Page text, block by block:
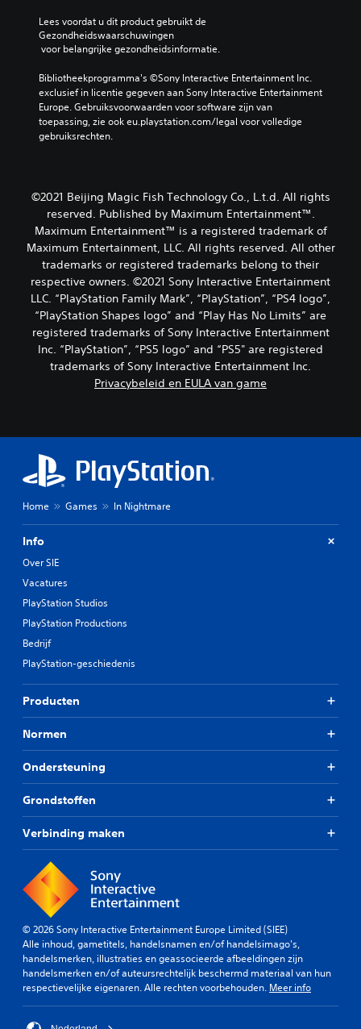
Lees voordat u dit product gebruikt de
Gezondheidswaarschuwingen
voor belangrijke gezondheidsinformatie.
Bibliotheekprogramma's ©Sony Interactive Entertainment Inc.
exclusief in licentie gegeven aan Sony Interactive Entertainment
Europe. Gebruiksvoorwaarden voor software zijn van
toepassing, zie ook eu.playstation.com/legal voor volledige
gebruiksrechten.
©2021 Beijing Magic Fish Technology Co., L.t.d. All rights
reserved. Published by Maximum Entertainment™.
Maximum Entertainment™ is a registered trademark of
Maximum Entertainment, LLC. All rights reserved. All other
trademarks or registered trademarks belong to their
respective owners. ©2021 Sony Interactive Entertainment
LLC. “PlayStation Family Mark”, “PlayStation”, “PS4 logo”,
“PlayStation Shapes logo” and “Play Has No Limits” are
registered trademarks of Sony Interactive Entertainment
Inc. “PlayStation”, “PS5 logo” and “PS5" are registered
trademarks of Sony Interactive Entertainment Inc.
Privacybeleid en EULA van game
Home Games In Nightmare
Info
Over SIE
Vacatures
PlayStation Studios
PlayStation Productions
Bedrijf
PlayStation-geschiedenis
Producten
Normen
Ondersteuning
Grondstoffen
Verbinding maken
© 2026 Sony Interactive Entertainment Europe Limited (SIEE)
Alle inhoud, gametitels, handelsnamen en/of handelsimago's,
handelsmerken, illustraties en geassocieerde afbeeldingen zijn
handelsmerken en/of auteursrechtelijk beschermd materiaal van hun
respectievelijke eigenaren. Alle rechten voorbehouden. Meer info